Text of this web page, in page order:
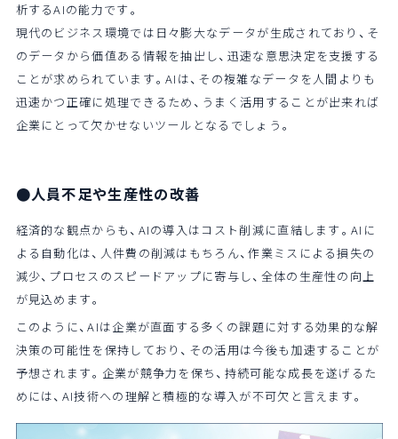
析するAIの能力です。
現代のビジネス環境では日々膨大なデータが生成されており、そ
のデータから価値ある情報を抽出し、迅速な意思決定を支援する
ことが求められています。AIは、その複雑なデータを人間よりも
迅速かつ正確に処理できるため、うまく活用することが出来れば
企業にとって欠かせないツールとなるでしょう。
●人員不足や生産性の改善
経済的な観点からも、AIの導入はコスト削減に直結します。AIに
よる自動化は、人件費の削減はもちろん、作業ミスによる損失の
減少、プロセスのスピードアップに寄与し、全体の生産性の向上
が見込めます。
このように、AIは企業が直面する多くの課題に対する効果的な解
決策の可能性を保持しており、その活用は今後も加速することが
予想されます。企業が競争力を保ち、持続可能な成長を遂げるた
めには、AI技術への理解と積極的な導入が不可欠と言えます。